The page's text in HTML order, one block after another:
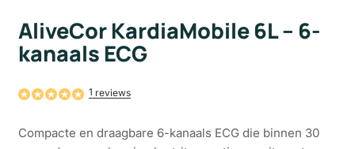
AliveCor KardiaMobile 6L – 6-
kanaals ECG
1
Compacte en draagbare 6-kanaals ECG die binnen 30